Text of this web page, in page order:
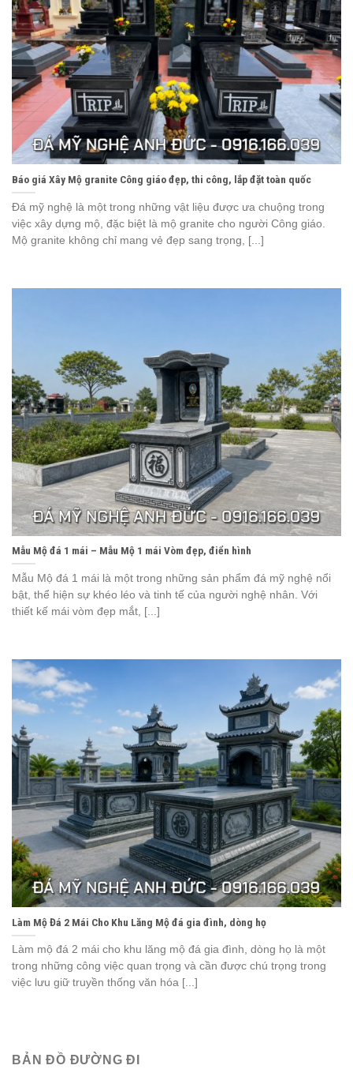
Báo giá Xây Mộ granite Công giáo đẹp, thi công, lắp đặt toàn quốc
Đá mỹ nghệ là một trong những vật liệu được ưa chuộng trong
việc xây dựng mộ, đặc biệt là mộ granite cho người Công giáo.
Mộ granite không chỉ mang vẻ đẹp sang trọng, [...]
Mẫu Mộ đá 1 mái – Mẫu Mộ 1 mái Vòm đẹp, điển hình
Mẫu Mộ đá 1 mái là một trong những sản phẩm đá mỹ nghệ nổi
bật, thể hiện sự khéo léo và tinh tế của người nghệ nhân. Với
thiết kế mái vòm đẹp mắt, [...]
Làm Mộ Đá 2 Mái Cho Khu Lăng Mộ đá gia đình, dòng họ
Làm mộ đá 2 mái cho khu lăng mộ đá gia đình, dòng họ là một
trong những công việc quan trọng và cần được chú trọng trong
việc lưu giữ truyền thống văn hóa [...]
BẢN ĐỒ ĐƯỜNG ĐI